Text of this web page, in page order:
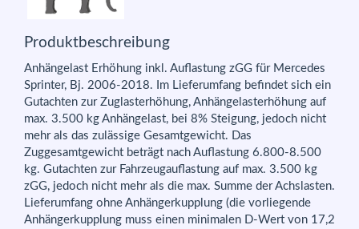
Produktbeschreibung
Anhängelast Erhöhung inkl. Auflastung zGG für Mercedes
Sprinter, Bj. 2006-2018. Im Lieferumfang befindet sich ein
Gutachten zur Zuglasterhöhung, Anhängelasterhöhung auf
max. 3.500 kg Anhängelast, bei 8% Steigung, jedoch nicht
mehr als das zulässige Gesamtgewicht. Das
Zuggesamtgewicht beträgt nach Auflastung 6.800-8.500
kg. Gutachten zur Fahrzeugauflastung auf max. 3.500 kg
zGG, jedoch nicht mehr als die max. Summe der Achslasten.
Lieferumfang ohne Anhängerkupplung (die vorliegende
Anhängerkupplung muss einen minimalen D-Wert von 17,2